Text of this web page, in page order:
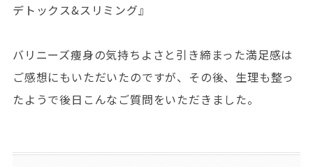
デトックス&スリミング』
バリニーズ痩身の気持ちよさと引き締まった満足感は
ご感想にもいただいたのですが、その後、生理も整っ
たようで後日こんなご質問をいただきました。